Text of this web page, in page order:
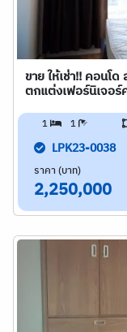
ขาย ให้เช่า!! คอนโ
ตกแต่งเฟอร์นิเจอ
1 1
LPK23-0038
ราคา (บาท)
2,250,000